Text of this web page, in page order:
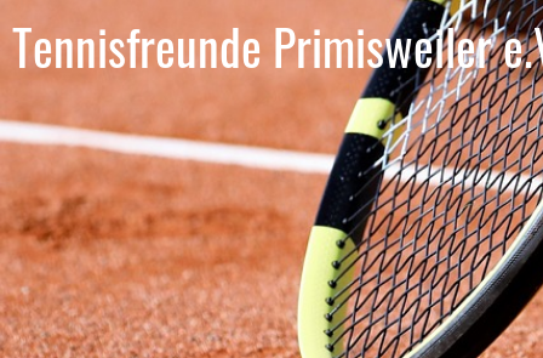
Tennisfreunde Primisweiler